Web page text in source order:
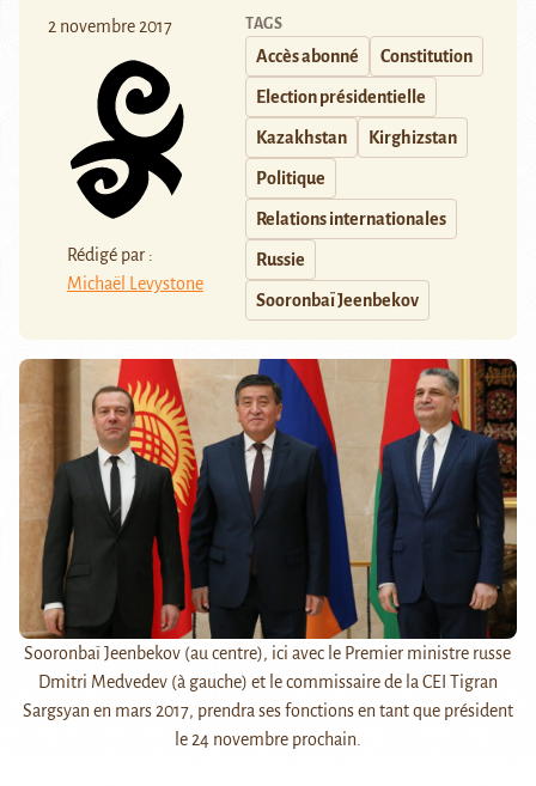
2 novembre 2017
Rédigé par :
Michaël Levystone
TAGS
Accès abonné Constitution
Election présidentielle
Kazakhstan Kirghizstan
Politique
Relations internationales
Russie
Sooronbaï Jeenbekov
Sooronbaï Jeenbekov (au centre), ici avec le Premier ministre russe
Dmitri Medvedev (à gauche) et le commissaire de la CEI Tigran
Sargsyan en mars 2017, prendra ses fonctions en tant que président
le 24 novembre prochain.